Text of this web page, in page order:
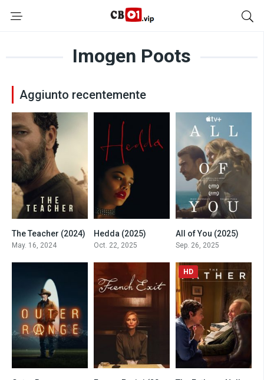
Imogen Poots
Aggiunto recentemente
0
The Teacher (2024)
May. 16, 2024
Hedda (2025)
Oct. 22, 2025
6.3
All of You (2025)
Sep. 26, 2025
HD